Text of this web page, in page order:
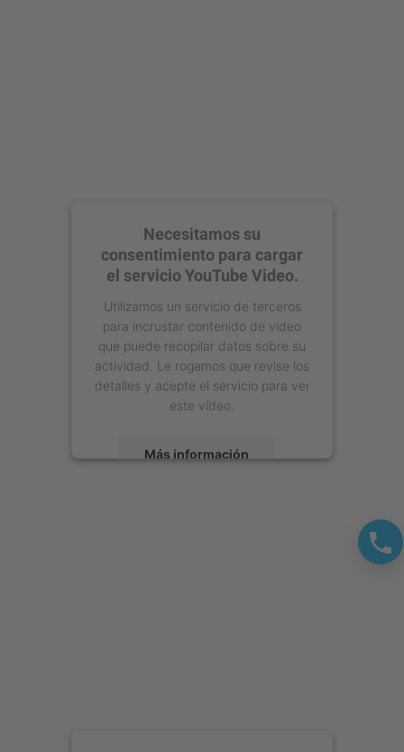
Necesitamos su
consentimiento para cargar
el servicio YouTube Video.
Utilizamos un servicio de terceros
para incrustar contenido de vídeo
que puede recopilar datos sobre su
actividad. Le rogamos que revise los
detalles y acepte el servicio para ver
este vídeo.
Más información